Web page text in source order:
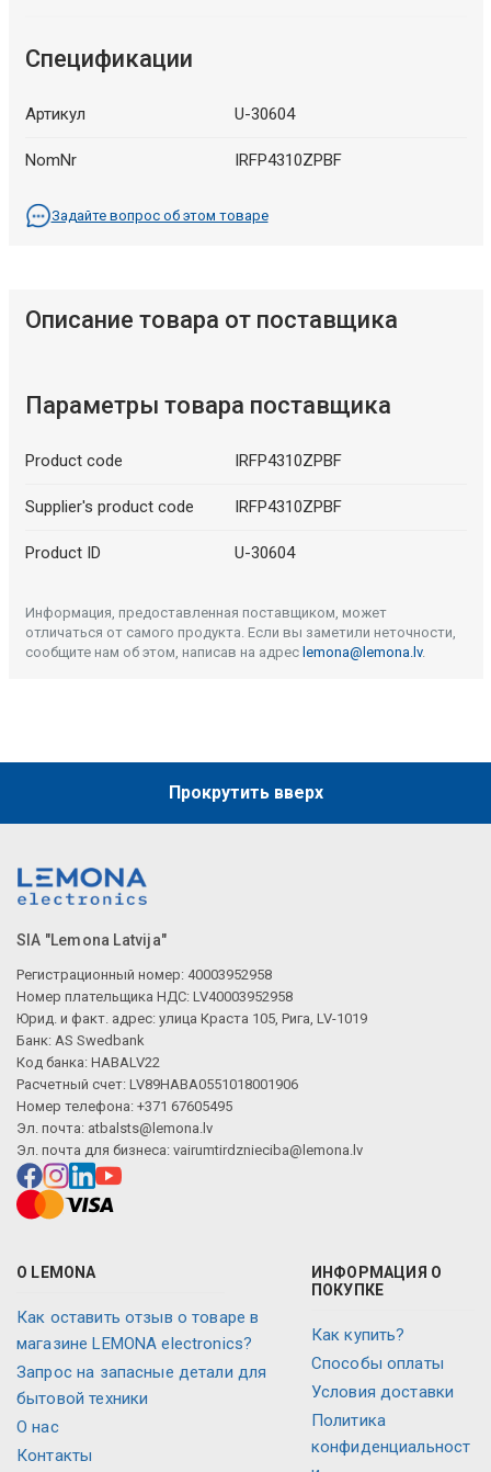
Спецификации
Артикул U-30604
NomNr IRFP4310ZPBF
Задайте вопрос об этом товаре
Описание товара от поставщика
Параметры товара поставщика
Product code IRFP4310ZPBF
Supplier's product code IRFP4310ZPBF
Product ID U-30604
Информация, предоставленная поставщиком, может
отличаться от самого продукта. Если вы заметили неточности,
сообщите нам об этом, написав на адрес lemona@lemona.lv.
Прокрутить вверх
SIA "Lemona Latvija"
Регистрационный номер: 40003952958
Номер плательщика НДС: LV40003952958
Юрид. и факт. адрес: улица Краста 105, Рига, LV-1019
Банк: AS Swedbank
Код банка: HABALV22
Расчетный счет: LV89HABA0551018001906
Номер телефона: +371 67605495
Эл. почта: atbalsts@lemona.lv
Эл. почта для бизнеса: vairumtirdznieciba@lemona.lv
О LEMONA
Как оставить отзыв о товаре в
магазине LEMONA electronics?
Запрос на запасные детали для
бытовой техники
О нас
Контакты
ИНФОРМАЦИЯ О
ПОКУПКЕ
Как купить?
Способы оплаты
Условия доставки
Политика
конфиденциальност